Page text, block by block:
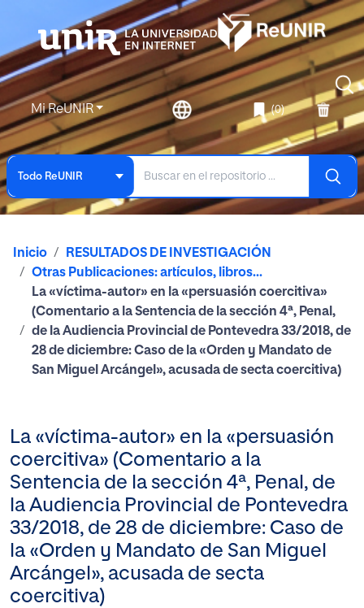
Mi ReUNIR (0)
Todo ReUNIR
Inicio
RESULTADOS DE INVESTIGACIÓN
Otras Publicaciones: artículos, libros...
La «víctima-autor» en la «persuasión coercitiva»
(Comentario a la Sentencia de la sección 4ª, Penal,
de la Audiencia Provincial de Pontevedra 33/2018, de
28 de diciembre: Caso de la «Orden y Mandato de
San Miguel Arcángel», acusada de secta coercitiva)
La «víctima-autor» en la «persuasión
coercitiva» (Comentario a la
Sentencia de la sección 4ª, Penal, de
la Audiencia Provincial de Pontevedra
33/2018, de 28 de diciembre: Caso de
la «Orden y Mandato de San Miguel
Arcángel», acusada de secta
coercitiva)